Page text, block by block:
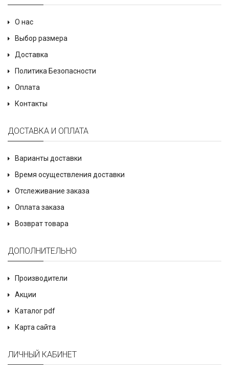
О нас
Выбор размера
Доставка
Политика Безопасности
Оплата
Контакты
ДОСТАВКА И ОПЛАТА
Варианты доставки
Время осуществления доставки
Отслеживание заказа
Оплата заказа
Возврат товара
ДОПОЛНИТЕЛЬНО
Производители
Акции
Каталог pdf
Карта сайта
ЛИЧНЫЙ КАБИНЕТ